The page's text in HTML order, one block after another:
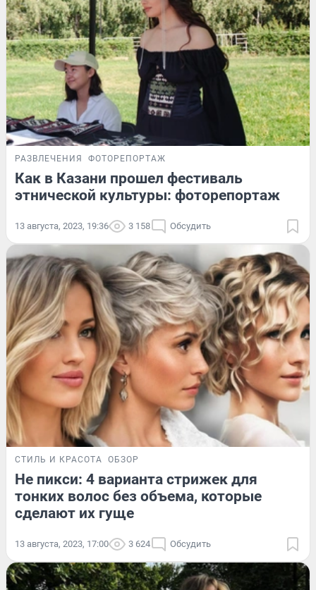
РАЗВЛЕЧЕНИЯ ФОТОРЕПОРТАЖ
Как в Казани прошел фестиваль
этнической культуры: фоторепортаж
13 августа, 2023, 19:36 3 158 Обсудить
СТИЛЬ И КРАСОТА ОБЗОР
Не пикси: 4 варианта стрижек для
тонких волос без объема, которые
сделают их гуще
13 августа, 2023, 17:00 3 624 Обсудить